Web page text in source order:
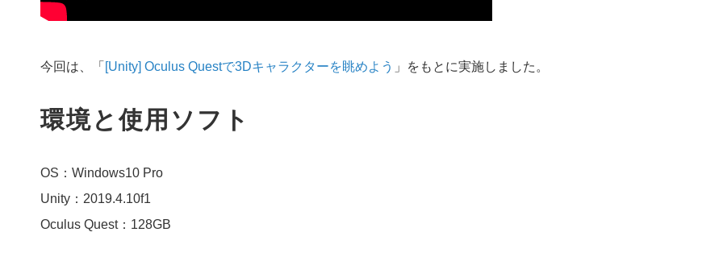
今回は、「 [Unity] Oculus Questで3Dキャラクターを眺めよう 」をもとに実施しました。
環境と使用ソフト
OS：Windows10 Pro
Unity：2019.4.10f1
Oculus Quest：128GB